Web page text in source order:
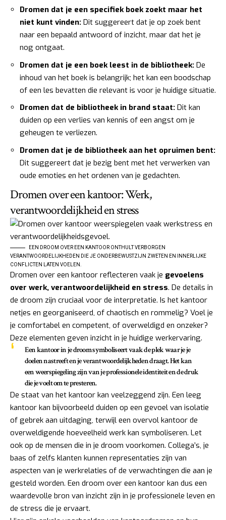
Dromen dat je een specifiek boek zoekt maar het
niet kunt vinden: Dit suggereert dat je op zoek bent
naar een bepaald antwoord of inzicht, maar dat het je
nog ontgaat.
Dromen dat je een boek leest in de bibliotheek: De
inhoud van het boek is belangrijk; het kan een boodschap
of een les bevatten die relevant is voor je huidige situatie.
Dromen dat de bibliotheek in brand staat: Dit kan
duiden op een verlies van kennis of een angst om je
geheugen te verliezen.
Dromen dat je de bibliotheek aan het opruimen bent:
Dit suggereert dat je bezig bent met het verwerken van
oude emoties en het ordenen van je gedachten.
Dromen over een kantoor: Werk,
verantwoordelijkheid en stress
EEN DROOM OVER EEN KANTOOR ONTHULT VERBORGEN
VERANTWOORDELIJKHEDEN DIE JE ONDERBEWUSTZIJN ZWETEN EN INNERLIJKE
CONFLICTEN LATEN VOELEN.
Dromen over een kantoor reflecteren vaak je gevoelens
over werk, verantwoordelijkheid en stress. De details in
de droom zijn cruciaal voor de interpretatie. Is het kantoor
netjes en georganiseerd, of chaotisch en rommelig? Voel je
je comfortabel en competent, of overweldigd en onzeker?
Deze elementen geven inzicht in je huidige werkervaring.
Een kantoor in je droom symboliseert vaak de plek waar je je
doelen nastreeft en je verantwoordelijkheden draagt. Het kan
een weerspiegeling zijn van je professionele identiteit en de druk
die je voelt om te presteren.
De staat van het kantoor kan veelzeggend zijn. Een leeg
kantoor kan bijvoorbeeld duiden op een gevoel van isolatie
of gebrek aan uitdaging, terwijl een overvol kantoor de
overweldigende hoeveelheid werk kan symboliseren. Let
ook op de mensen die in je droom voorkomen. Collega’s, je
baas of zelfs klanten kunnen representaties zijn van
aspecten van je werkrelaties of de verwachtingen die aan je
gesteld worden. Een droom over een kantoor kan dus een
waardevolle bron van inzicht zijn in je professionele leven en
de stress die je ervaart.